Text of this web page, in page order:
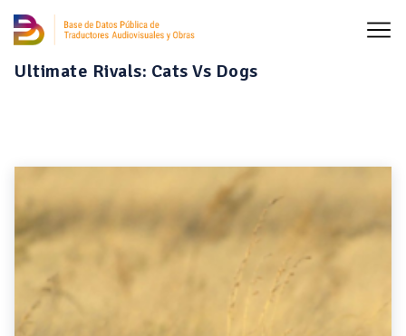
Ultimate Rivals: Cats Vs Dogs